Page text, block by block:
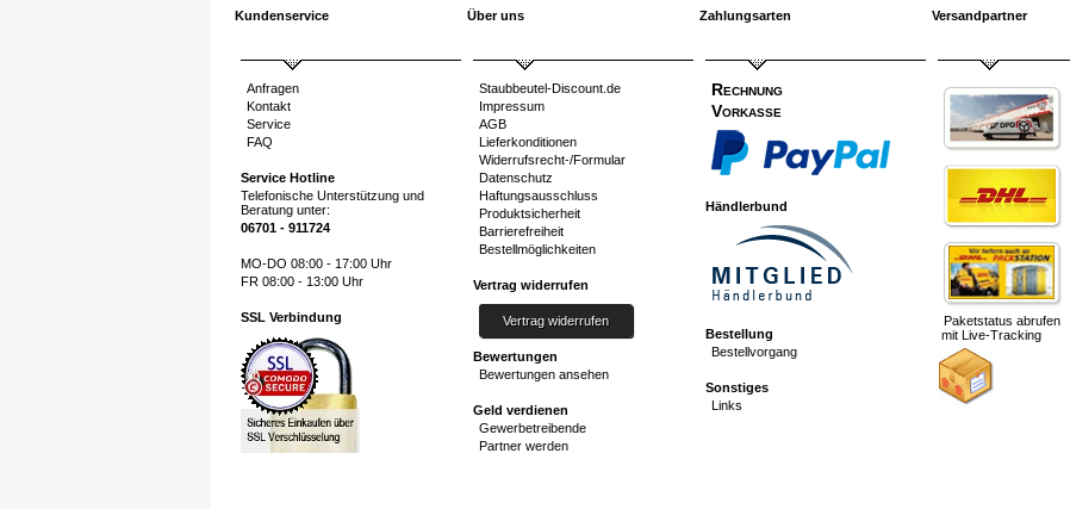
Kundenservice
Anfragen
Kontakt
Service
FAQ
Service Hotline
Telefonische Unterstützung und
Beratung unter:
06701 - 911724
MO-DO 08:00 - 17:00 Uhr
FR 08:00 - 13:00 Uhr
SSL Verbindung
Über uns
Staubbeutel-Discount.de
Impressum
AGB
Lieferkonditionen
Widerrufsrecht-/Formular
Datenschutz
Haftungsausschluss
Produktsicherheit
Barrierefreiheit
Bestellmöglichkeiten
Vertrag widerrufen
Vertrag widerrufen
Bewertungen
Bewertungen ansehen
Geld verdienen
Gewerbetreibende
Partner werden
Zahlungsarten
Rechnung
Vorkasse
Händlerbund
Bestellung
Bestellvorgang
Sonstiges
Links
Versandpartner
Paketstatus abrufen
mit Live-Tracking